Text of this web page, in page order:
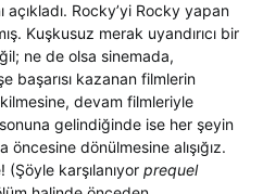
açıkladı. Rocky’yi Rocky yapan
Kuşkusuz merak uyandırıcı bir
ne de olsa sinemada,
başarısı kazanan filmlerin
devam filmleriyle
gelindiğinde ise her şeyin
dönülmesine alışığız.
(Şöyle karşılanıyor prequel